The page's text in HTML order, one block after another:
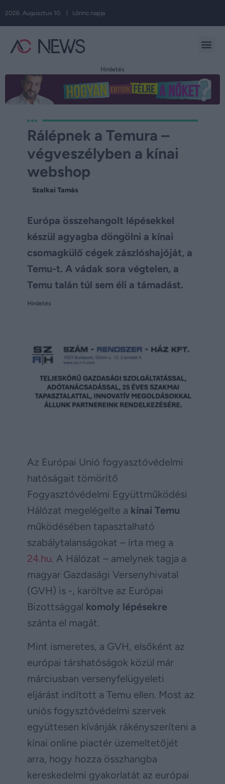
2026. Augusztus 10. | Lőrinc napja
Hirdetés
Rálépnek a Temura –
végveszélyben a kínai
webshop
Szalkai Tamás
Európa összehangolt lépésekkel
készül agyagba döngölni a kínai
csomagkülő cégek zászlóshajóját, a
Temu-t. A vádak sora végtelen, a
Temu talán túl sem éli a támadást.
Hirdetés
Az Európai Unió fogyasztóvédelmi
hatóságait tömörítő
Fogyasztóvédelmi Együttműködési
Hálózat megelégelte a kínai Temu
működésében tapasztalható
szabálytalanságokat – írta meg a
24.hu. A Hálózat – amelynek tagja a
magyar Gazdasági Versenyhivatal
(GVH) is -, karöltve az Európai
Bizottsággal komoly lépésekre
szánta el magát.
Mint ismeretes, a GVH, elsőként az
európai társhatóságok közül már
márciusban versenyfelügyeleti
eljárást indított a Temu ellen. Most az
uniós fogysztóvédelmi szervek
együttesen kívánják rákényszeríteni a
kínai online piactér üzemeltetőjét
arra, hogy hozza összhangba
kereskedelmi gyakorlatát az európai